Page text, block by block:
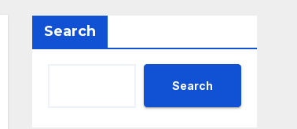
Search
Search